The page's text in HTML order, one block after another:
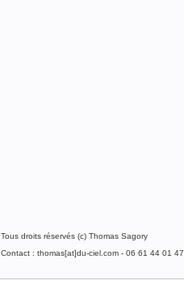
Tous droits réservés (c) Thomas Sagory
Contact : thomas[at]du-ciel.com - 06 61 44 01 47